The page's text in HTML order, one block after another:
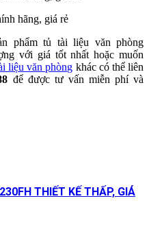
hãng, giá rẻ
phẩm tủ tài liệu văn phòng
với giá tốt nhất hoặc muốn
liệu văn phòng khác có thể liên
để được tư vấn miễn phí và
THIẾT KẾ THẤP, GIÁ